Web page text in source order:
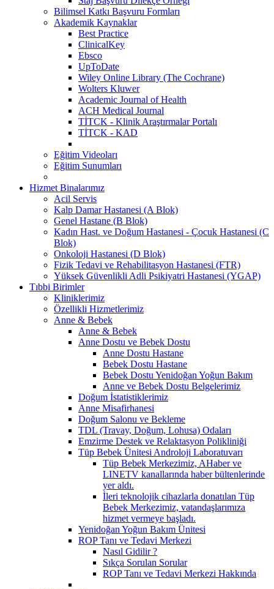
Bilimsel Katkı Başvuru Formları
Akademik Kaynaklar
Best Practice
ClinicalKey
Ebsco
UpToDate
Wiley Online Library (The Cochrane)
Wolters Kluwer
Academic Journal of Health
ACH Medical Journal
TİTCK - Klinik Araştırmalar Portalı
TİTCK - KAD
Eğitim Videoları
Eğitim Sunumları
Hizmet Binalarımız
Acil Servis
Kalp Damar Hastanesi (A Blok)
Genel Hastane (B Blok)
Kadın Hast. ve Doğum Hastanesi - Çocuk Hastanesi (C
Blok)
Onkoloji Hastanesi (D Blok)
Fizik Tedavi ve Rehabilitasyon Hastanesi (FTR)
Yüksek Güvenlikli Adli Psikiyatri Hastanesi (YGAP)
Tıbbi Birimler
Kliniklerimiz
Özellikli Hizmetlerimiz
Anne & Bebek
Anne & Bebek
Anne Dostu ve Bebek Dostu
Anne Dostu Hastane
Bebek Dostu Hastane
Bebek Dostu Yenidoğan Yoğun Bakım
Anne ve Bebek Dostu Belgelerimiz
Doğum İstatistiklerimiz
Anne Misafirhanesi
Doğum Salonu ve Bekleme
TDL (Travay, Doğum, Lohusa) Odaları
Emzirme Destek ve Relaktasyon Polikliniği
Tüp Bebek Ünitesi Androloji Laboratuvarı
Tüp Bebek Merkezimiz, AHaber ve
LINETV kanallarında haber bültenlerinde
yer aldı.
İleri teknolojik cihazlarla donatılan Tüp
Bebek Merkezimiz, vatandaşlarımıza
hizmet vermeye başladı.
Yenidoğan Yoğun Bakım Ünitesi
ROP Tanı ve Tedavi Merkezi
Nasıl Gidilir ?
Sıkça Sorulan Sorular
ROP Tanı ve Tedavi Merkezi Hakkında